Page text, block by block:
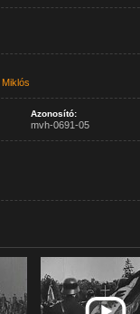
Azonosító:
mvh-0691-05